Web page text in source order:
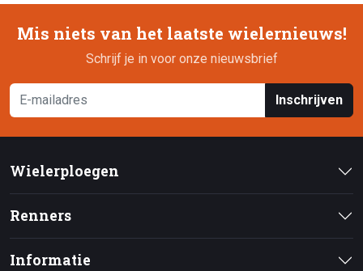
Mis niets van het laatste wielernieuws!
Schrijf je in voor onze nieuwsbrief
Inschrijven
Wielerploegen
Renners
Informatie